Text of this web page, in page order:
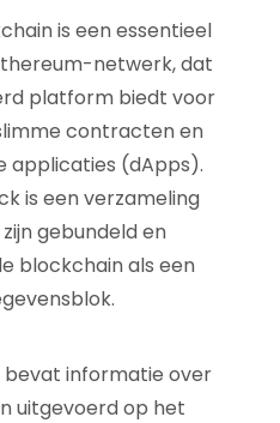
is een essentieel
netwerk, dat
platform biedt voor
contracten en
applicaties (dApps).
is een verzameling
gebundeld en
blockchain als een
informatie over
uitgevoerd op het